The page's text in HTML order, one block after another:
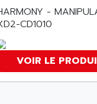
-
CD1010
VOIR LE